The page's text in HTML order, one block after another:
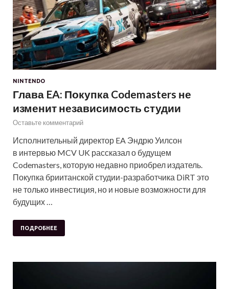
NINTENDO
Глава EA: Покупка Codemasters не
изменит независимость студии
Оставьте комментарий
Исполнительный директор EA Эндрю Уилсон
в интервью MCV UK рассказал о будущем
Codemasters, которую недавно приобрел издатель.
Покупка бриитанской студии-разработчика DiRT это
не только инвестиция, но и новые возможности для
будущих …
ПОДРОБНЕЕ